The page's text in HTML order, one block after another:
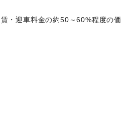
・迎車料金の約50～60%程度の価